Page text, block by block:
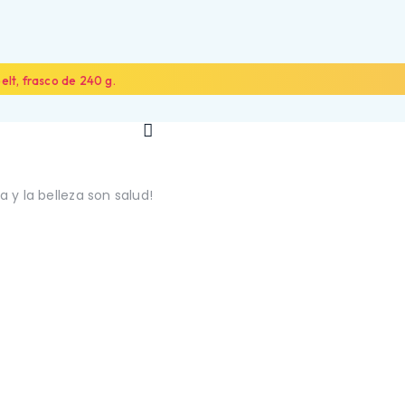
NOSOTROS
frasco de 240 g.
y la belleza son salud!